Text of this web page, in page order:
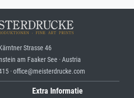
Strasse 46
am Faaker See · Austria
· office@meisterdrucke.com
Extra Informatie